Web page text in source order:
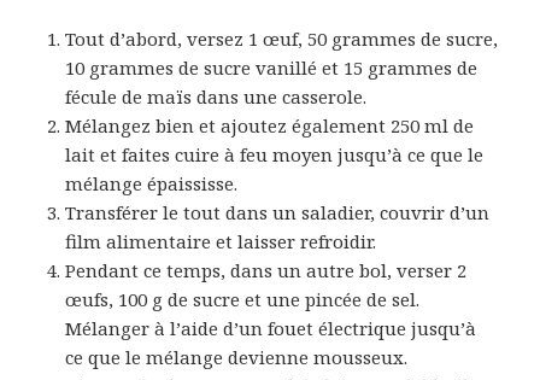
Tout d’abord, versez 1 œuf, 50 grammes de sucre,
10 grammes de sucre vanillé et 15 grammes de
fécule de maïs dans une casserole.
Mélangez bien et ajoutez également 250 ml de
lait et faites cuire à feu moyen jusqu’à ce que le
mélange épaississe.
Transférer le tout dans un saladier, couvrir d’un
film alimentaire et laisser refroidir.
Pendant ce temps, dans un autre bol, verser 2
œufs, 100 g de sucre et une pincée de sel.
Mélanger à l’aide d’un fouet électrique jusqu’à
ce que le mélange devienne mousseux.